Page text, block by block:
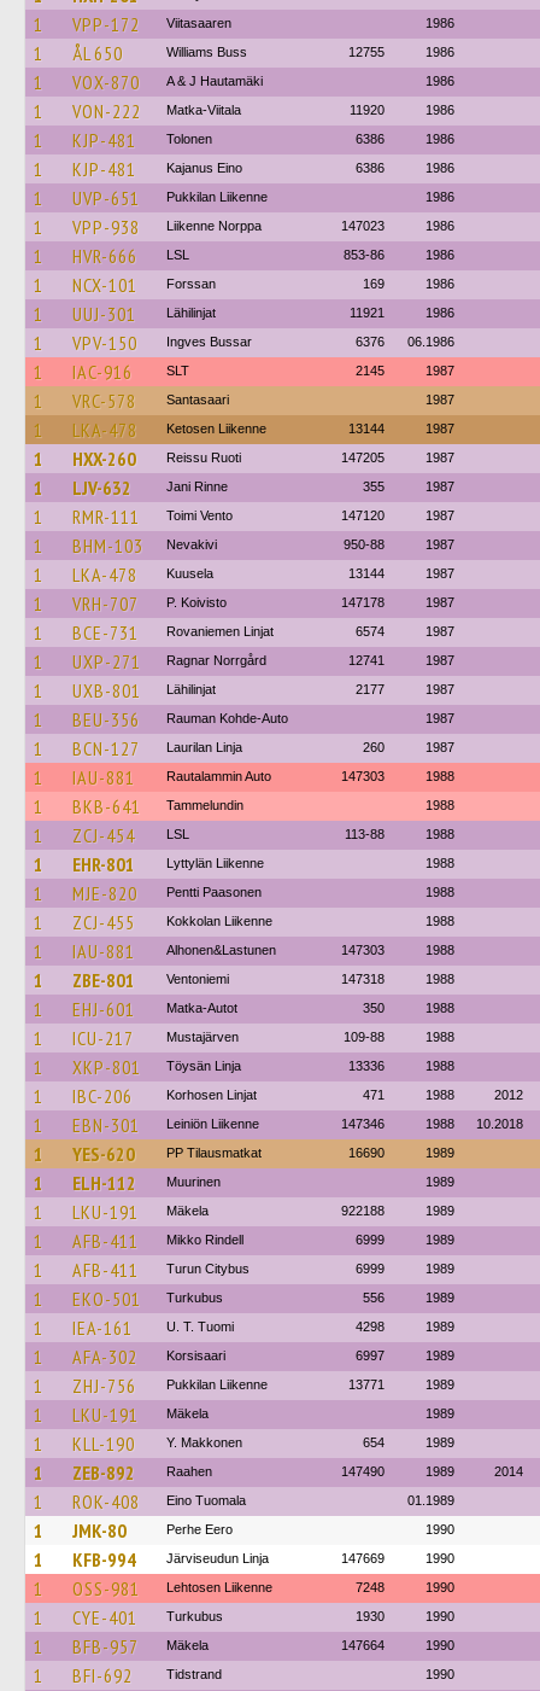
1 VPP-172 Viitasaaren 1986
1 ÅL 650 Williams Buss 12755 1986
1 VOX-870 A & J Hautamäki 1986
1 VON-222 Matka-Viitala 11920 1986
1 KJP-481 Tolonen 6386 1986
1 KJP-481 Kajanus Eino 6386 1986
1 UVP-651 Pukkilan Liikenne 1986
1 VPP-938 Liikenne Norppa 147023 1986
1 HVR-666 LSL 853-86 1986
1 NCX-101 Forssan 169 1986
1 UUJ-301 Lähilinjat 11921 1986
1 VPV-150 Ingves Bussar 6376 06.1986
1 IAC-916 SLT 2145 1987
1 VRC-578 Santasaari 1987
1 LKA-478 Ketosen Liikenne 13144 1987
1 HXX-260 Reissu Ruoti 147205 1987
1 LJV-632 Jani Rinne 355 1987
1 RMR-111 Toimi Vento 147120 1987
1 BHM-103 Nevakivi 950-88 1987
1 LKA-478 Kuusela 13144 1987
1 VRH-707 P. Koivisto 147178 1987
1 BCE-731 Rovaniemen Linjat 6574 1987
1 UXP-271 Ragnar Norrgård 12741 1987
1 UXB-801 Lähilinjat 2177 1987
1 BEU-356 Rauman Kohde-Auto 1987
1 BCN-127 Laurilan Linja 260 1987
1 IAU-881 Rautalammin Auto 147303 1988
1 BKB-641 Tammelundin 1988
1 ZCJ-454 LSL 113-88 1988
1 EHR-801 Lyttylän Liikenne 1988
1 MJE-820 Pentti Paasonen 1988
1 ZCJ-455 Kokkolan Liikenne 1988
1 IAU-881 Alhonen&Lastunen 147303 1988
1 ZBE-801 Ventoniemi 147318 1988
1 EHJ-601 Matka-Autot 350 1988
1 ICU-217 Mustajärven 109-88 1988
1 XKP-801 Töysän Linja 13336 1988
1 IBC-206 Korhosen Linjat 471 1988 2012
1 EBN-301 Leiniön Liikenne 147346 1988 10.2018
1 YES-620 PP Tilausmatkat 16690 1989
1 ELH-112 Muurinen 1989
1 LKU-191 Mäkela 922188 1989
1 AFB-411 Mikko Rindell 6999 1989
1 AFB-411 Turun Citybus 6999 1989
1 EKO-501 Turkubus 556 1989
1 IEA-161 U. T. Tuomi 4298 1989
1 AFA-302 Korsisaari 6997 1989
1 ZHJ-756 Pukkilan Liikenne 13771 1989
1 LKU-191 Mäkela 1989
1 KLL-190 Y. Makkonen 654 1989
1 ZEB-892 Raahen 147490 1989 2014
1 ROK-408 Eino Tuomala 01.1989
1 JMK-80 Perhe Eero 1990
1 KFB-994 Järviseudun Linja 147669 1990
1 OSS-981 Lehtosen Liikenne 7248 1990
1 CYE-401 Turkubus 1930 1990
1 BFB-957 Mäkela 147664 1990
1 BFI-692 Tidstrand 1990